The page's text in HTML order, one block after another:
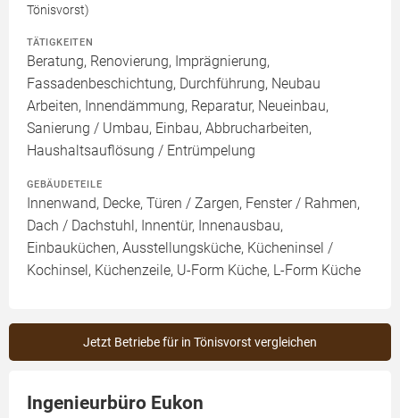
Tönisvorst)
TÄTIGKEITEN
Beratung, Renovierung, Imprägnierung,
Fassadenbeschichtung, Durchführung, Neubau
Arbeiten, Innendämmung, Reparatur, Neueinbau,
Sanierung / Umbau, Einbau, Abbrucharbeiten,
Haushaltsauflösung / Entrümpelung
GEBÄUDETEILE
Innenwand, Decke, Türen / Zargen, Fenster / Rahmen,
Dach / Dachstuhl, Innentür, Innenausbau,
Einbauküchen, Ausstellungsküche, Kücheninsel /
Kochinsel, Küchenzeile, U-Form Küche, L-Form Küche
Jetzt Betriebe für in Tönisvorst vergleichen
Ingenieurbüro Eukon